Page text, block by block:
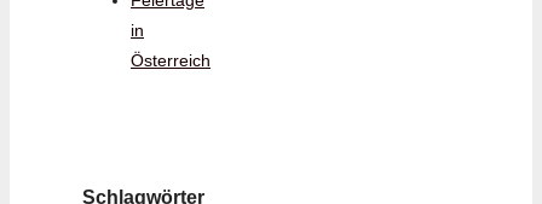
in
Österreich
Schlagwörter